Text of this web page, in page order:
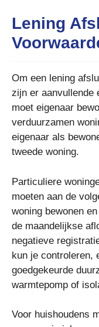
Lening
Om een lening
zijn er aanvullende
moet eigenaar
verduurzamen
eigenaar als
tweede woning.
Particuliere
moeten aan de
woning bewonen
de maandelijkse
negatieve
kun je controleren,
goedgekeurde
warmtepomp of
Voor huishoudens